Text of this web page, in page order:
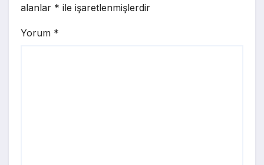
alanlar * ile işaretlenmişlerdir
Yorum *